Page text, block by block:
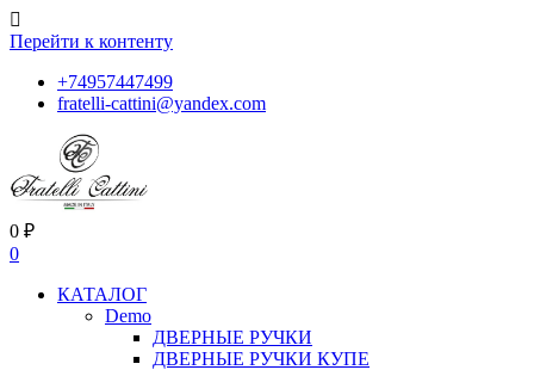
Перейти к контенту
+74957447499
fratelli-cattini@yandex.com
0 ₽
0
КАТАЛОГ
Demo
ДВЕРНЫЕ РУЧКИ
ДВЕРНЫЕ РУЧКИ КУПЕ